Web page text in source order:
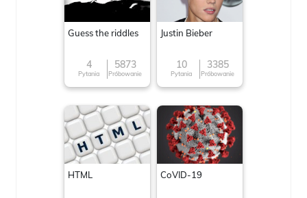
Guess the riddles
4
Pytania
5873
Próbowanie
Justin Bieber
10
Pytania
3385
Próbowanie
HTML CoVID-19